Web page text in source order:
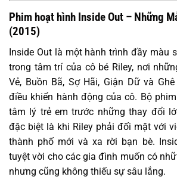
Phim hoạt hình Inside Out – Những
(2015)
Inside Out là một hành trình đầy màu
trong tâm trí của cô bé Riley, nơi
Vẻ, Buồn Bã, Sợ Hãi, Giận Dữ và
điều khiển hành động của cô. Bộ
tâm lý trẻ em trước những thay đổi
đặc biệt là khi Riley phải đối mặt với
thành phố mới và xa rời bạn bè.
tuyệt vời cho các gia đình muốn có
nhưng cũng không thiếu sự sâu lắng.